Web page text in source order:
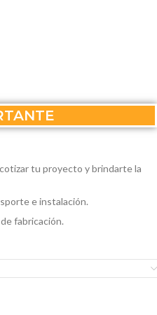
tu proyecto y brindarte la
e instalación.
fabricación.